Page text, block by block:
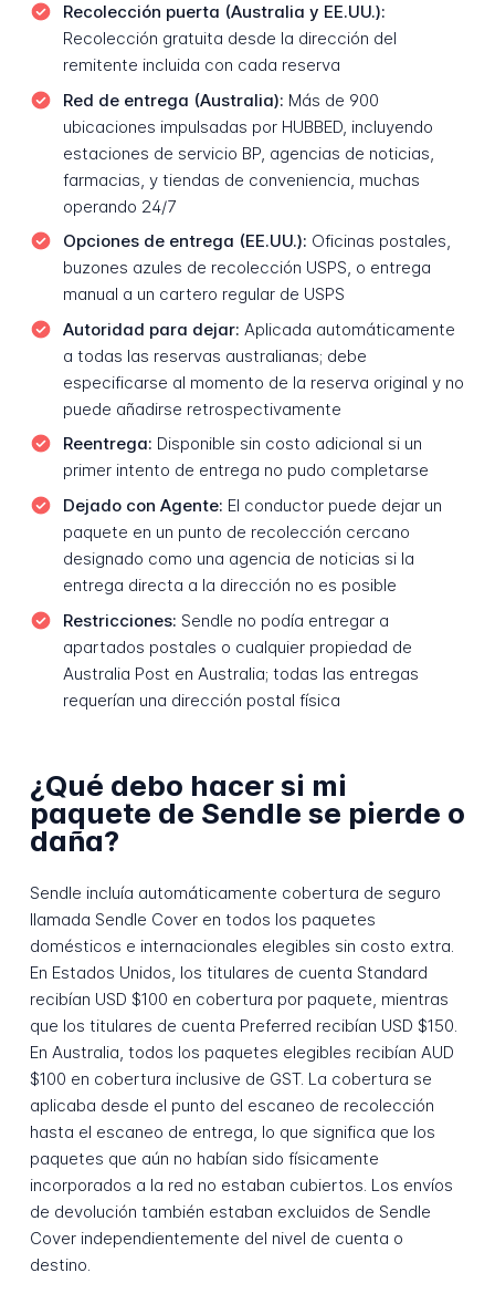
Recolección puerta (Australia y EE.UU.):
Recolección gratuita desde la dirección del
remitente incluida con cada reserva
Red de entrega (Australia): Más de 900
ubicaciones impulsadas por HUBBED, incluyendo
estaciones de servicio BP, agencias de noticias,
farmacias, y tiendas de conveniencia, muchas
operando 24/7
Opciones de entrega (EE.UU.): Oficinas postales,
buzones azules de recolección USPS, o entrega
manual a un cartero regular de USPS
Autoridad para dejar: Aplicada automáticamente
a todas las reservas australianas; debe
especificarse al momento de la reserva original y no
puede añadirse retrospectivamente
Reentrega: Disponible sin costo adicional si un
primer intento de entrega no pudo completarse
Dejado con Agente: El conductor puede dejar un
paquete en un punto de recolección cercano
designado como una agencia de noticias si la
entrega directa a la dirección no es posible
Restricciones: Sendle no podía entregar a
apartados postales o cualquier propiedad de
Australia Post en Australia; todas las entregas
requerían una dirección postal física
¿Qué debo hacer si mi
paquete de Sendle se pierde o
daña?
Sendle incluía automáticamente cobertura de seguro
llamada Sendle Cover en todos los paquetes
domésticos e internacionales elegibles sin costo extra.
En Estados Unidos, los titulares de cuenta Standard
recibían USD $100 en cobertura por paquete, mientras
que los titulares de cuenta Preferred recibían USD $150.
En Australia, todos los paquetes elegibles recibían AUD
$100 en cobertura inclusive de GST. La cobertura se
aplicaba desde el punto del escaneo de recolección
hasta el escaneo de entrega, lo que significa que los
paquetes que aún no habían sido físicamente
incorporados a la red no estaban cubiertos. Los envíos
de devolución también estaban excluidos de Sendle
Cover independientemente del nivel de cuenta o
destino.